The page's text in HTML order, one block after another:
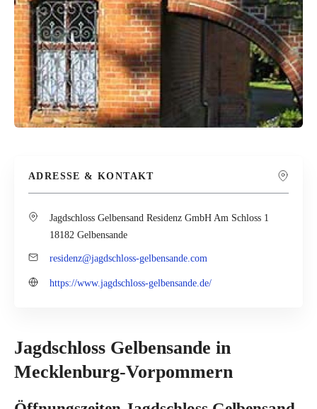
ADRESSE & KONTAKT
Jagdschloss Gelbensand Residenz GmbH Am Schloss 1
18182 Gelbensande
residenz@jagdschloss-gelbensande.com
https://www.jagdschloss-gelbensande.de/
Jagdschloss Gelbensande in
Mecklenburg-Vorpommern